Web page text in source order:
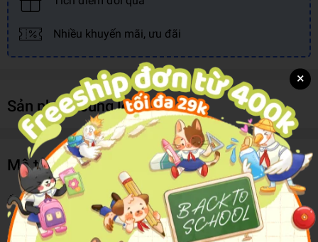
Nhiều khuyến mãi, ưu đãi
Sản phẩm cùng loại
Mô tả sản phẩm
Ống Chì Màu 24 Màu CL-CL203 (TK)
Sản phẩm có thiết kế đặc biệt với thân hình trụ và có độ dài vừa
×